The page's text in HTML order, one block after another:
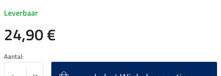
Leverbaar
24,90 €
Aantal: